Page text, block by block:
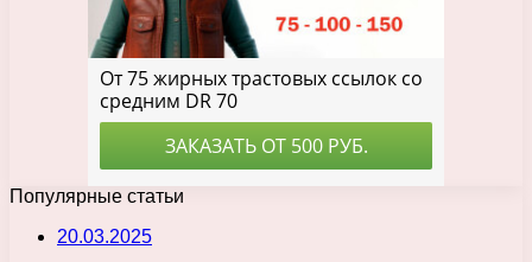
Популярные статьи
20.03.2025